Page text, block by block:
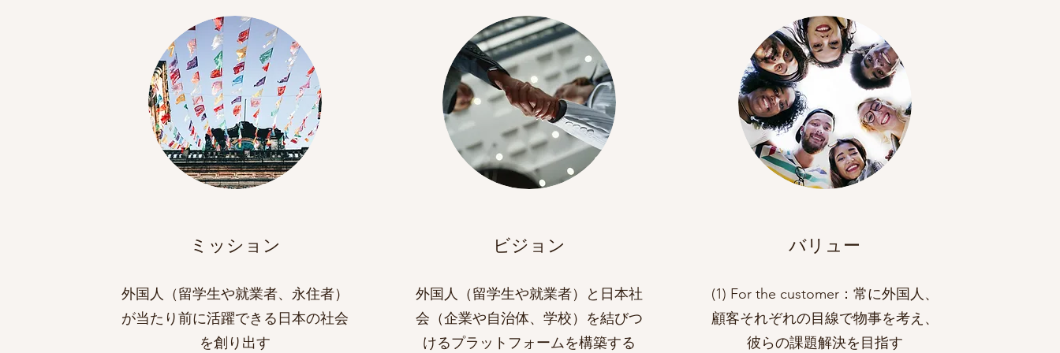
​​ミッション
​外国人（留学生や就業者、永住者）
が当たり前に活躍できる日本の社会
を創り出す
​​ビジョン
外国人（留学生や就業者）と日本社
会（企業や自治体、学校）を結びつ
けるプラットフォームを構築する
​​バリュー
(1) For the customer：常に外国人、
顧客それぞれの目線で物事を考え、
彼らの課題解決を目指す